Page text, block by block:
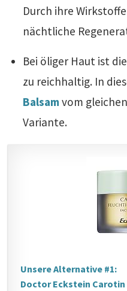
Durch ihre
nächtliche
Bei öliger Haut ist
zu reichhaltig. In
Balsamvom
Variante.
Unsere Alternative #1:
Doctor Eckstein